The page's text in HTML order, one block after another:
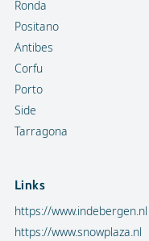
Ronda
Positano
Antibes
Corfu
Porto
Side
Tarragona
Links
https://www.indebergen.nl
https://www.snowplaza.nl